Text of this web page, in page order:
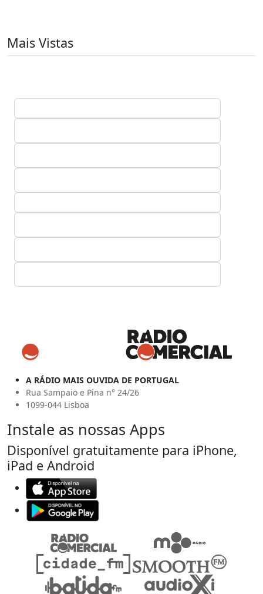
Mais Vistas
A RÁDIO MAIS OUVIDA DE PORTUGAL
Rua Sampaio e Pina n° 24/26
1099-044 Lisboa
Instale as nossas Apps
Disponível gratuitamente para iPhone,
iPad e Android